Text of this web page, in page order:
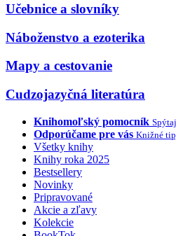
Učebnice a slovníky
Náboženstvo a ezoterika
Mapy a cestovanie
Cudzojazyčná literatúra
Knihomoľský pomocník
Odporúčame pre vás Knižné
Všetky knihy
Knihy roka 2025
Bestsellery
Novinky
Pripravované
Akcie a zľavy
Kolekcie